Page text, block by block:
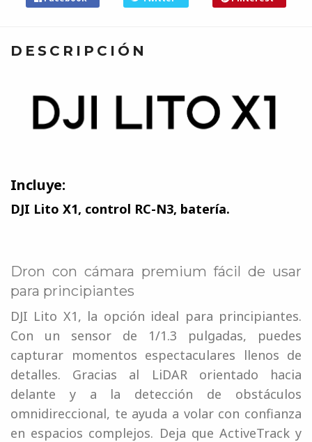
DESCRIPCIÓN
Incluye:
DJI Lito X1, control RC-N3, batería.
Dron con cámara premium fácil de usar
para principiantes
DJI Lito X1, la opción ideal para principiantes.
Con un sensor de 1/1.3 pulgadas, puedes
capturar momentos espectaculares llenos de
detalles. Gracias al LiDAR orientado hacia
delante y a la detección de obstáculos
omnidireccional, te ayuda a volar con confianza
en espacios complejos. Deja que ActiveTrack y